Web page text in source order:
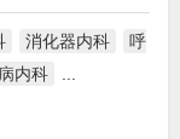
消化器内科
呼
内科